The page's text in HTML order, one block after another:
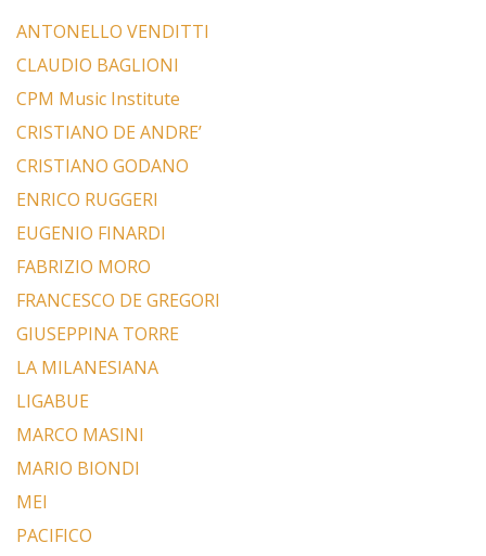
ANTONELLO VENDITTI
CLAUDIO BAGLIONI
CPM Music Institute
CRISTIANO DE ANDRE’
CRISTIANO GODANO
ENRICO RUGGERI
EUGENIO FINARDI
FABRIZIO MORO
FRANCESCO DE GREGORI
GIUSEPPINA TORRE
LA MILANESIANA
LIGABUE
MARCO MASINI
MARIO BIONDI
MEI
PACIFICO